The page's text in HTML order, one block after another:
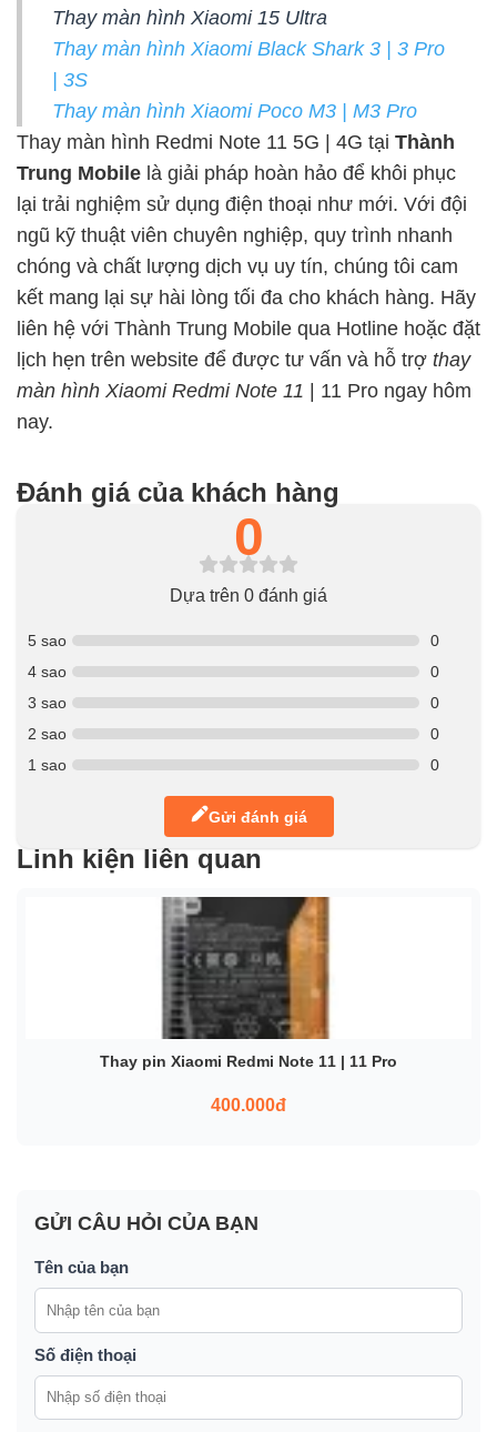
Thay màn hình Xiaomi 15 Ultra
Thay màn hình Xiaomi Black Shark 3 | 3 Pro
| 3S
Thay màn hình Xiaomi Poco M3 | M3 Pro
Thay màn hình Redmi Note 11 5G | 4G tại Thành
Trung Mobile là giải pháp hoàn hảo để khôi phục
lại trải nghiệm sử dụng điện thoại như mới. Với đội
ngũ kỹ thuật viên chuyên nghiệp, quy trình nhanh
chóng và chất lượng dịch vụ uy tín, chúng tôi cam
kết mang lại sự hài lòng tối đa cho khách hàng. Hãy
liên hệ với Thành Trung Mobile qua Hotline hoặc đặt
lịch hẹn trên website để được tư vấn và hỗ trợ thay
màn hình Xiaomi Redmi Note 11 | 11 Pro ngay hôm
nay.
Đánh giá của khách hàng
0
Dựa trên 0 đánh giá
5 sao
0
4 sao
0
3 sao
0
2 sao
0
1 sao
0
Gửi đánh giá
Linh kiện liên quan
Thay pin Xiaomi Redmi Note 11 | 11 Pro
400.000đ
GỬI CÂU HỎI CỦA BẠN
Tên của bạn
Số điện thoại